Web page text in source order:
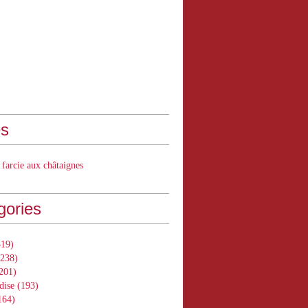
aux châtaignes
(193)